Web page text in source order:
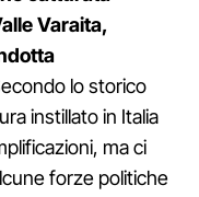
Varaita,
lo storico
instillato in Italia
ma ci
forze politiche